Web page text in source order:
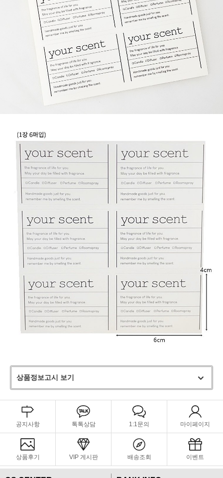
상품정보고시 보기
공지사항 톡톡상담 1:1문의 마이페이지
상품후기 VIP 게시판 배송조회 이벤트